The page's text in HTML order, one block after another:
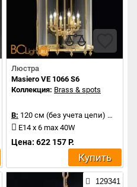
Люстра
Masiero VE 1066 S6
Коллекция: Brass & spots
В: 120 см (без учета цепи) Д:
E14 x 6 max 40W
Цена: 622 157 Р.
Купить
129341